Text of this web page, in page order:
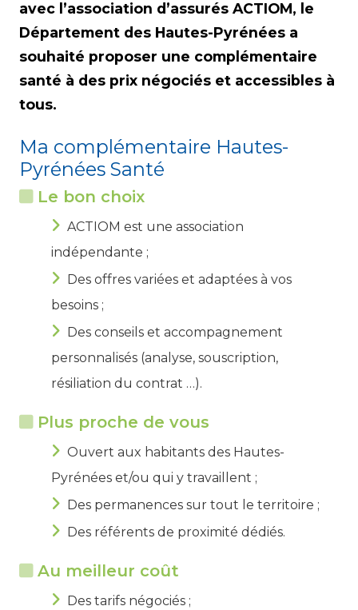
avec l’association d’assurés ACTIOM, le
Département des Hautes-Pyrénées a
souhaité proposer une complémentaire
santé à des prix négociés et accessibles à
tous.
Ma complémentaire Hautes-
Pyrénées Santé
Le bon choix
ACTIOM est une association
indépendante ;
Des offres variées et adaptées à vos
besoins ;
Des conseils et accompagnement
personnalisés (analyse, souscription,
résiliation du contrat …).
Plus proche de vous
Ouvert aux habitants des Hautes-
Pyrénées et/ou qui y travaillent ;
Des permanences sur tout le territoire ;
Des référents de proximité dédiés.
Au meilleur coût
Des tarifs négociés ;